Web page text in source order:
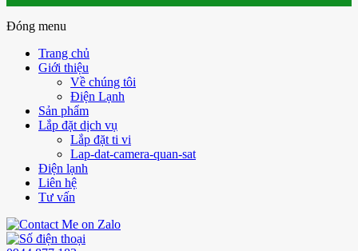
Đóng menu
Trang chủ
Giới thiệu
Về chúng tôi
Điện Lạnh
Sản phẩm
Lắp đặt dịch vụ
Lắp đặt ti vi
Lap-dat-camera-quan-sat
Điện lạnh
Liên hệ
Tư vấn